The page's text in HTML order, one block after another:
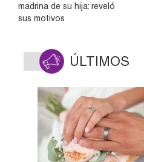
madrina de su hija: reveló
sus motivos
ÚLTIMOS